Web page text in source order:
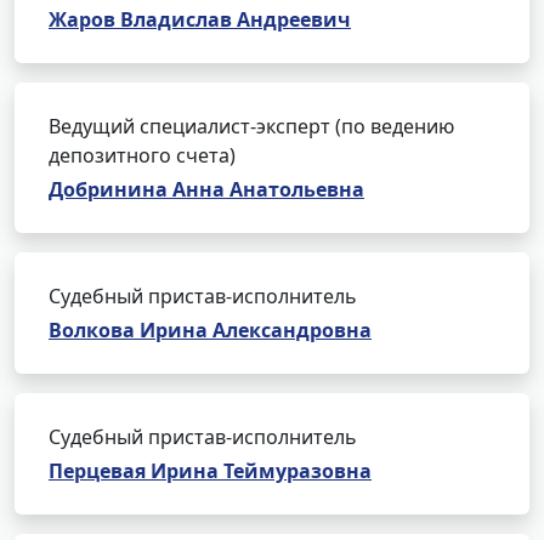
Жаров Владислав Андреевич
Ведущий специалист-эксперт (по ведению
депозитного счета)
Добринина Анна Анатольевна
Судебный пристав-исполнитель
Волкова Ирина Александровна
Судебный пристав-исполнитель
Перцевая Ирина Теймуразовна